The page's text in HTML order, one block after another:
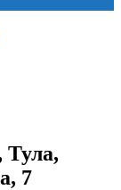
Тула,
7